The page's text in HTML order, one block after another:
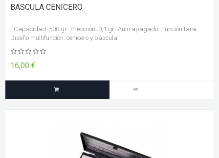
BASCULA CENICERO
- Capacidad: 500 gr- Precisión: 0,1 gr- Auto apagado- Función tara-
Diseño multifunción: cenicero y báscula
16,00 €